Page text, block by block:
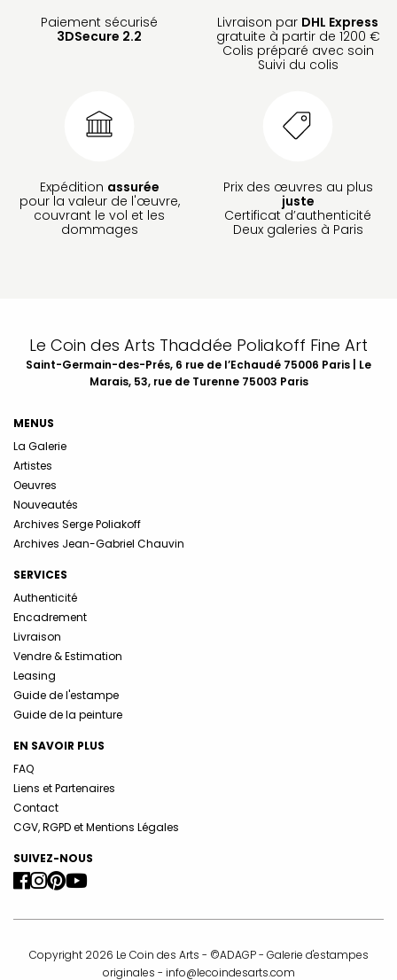
Paiement sécurisé
3DSecure 2.2
Livraison par DHL Express
gratuite à partir de 1200 €
Colis préparé avec soin
Suivi du colis
Expédition assurée
pour la valeur de l'œuvre,
couvrant le vol et les
dommages
Prix des œuvres au plus
juste
Certificat d’authenticité
Deux galeries à Paris
Le Coin des Arts Thaddée Poliakoff Fine Art
Saint-Germain-des-Prés, 6 rue de l’Echaudé 75006 Paris | Le
Marais, 53, rue de Turenne 75003 Paris
MENUS
La Galerie
Artistes
Oeuvres
Nouveautés
Archives Serge Poliakoff
Archives Jean-Gabriel Chauvin
SERVICES
Authenticité
Encadrement
Livraison
Vendre & Estimation
Leasing
Guide de l'estampe
Guide de la peinture
EN SAVOIR PLUS
FAQ
Liens et Partenaires
Contact
CGV, RGPD et Mentions Légales
SUIVEZ-NOUS
Copyright 2026 Le Coin des Arts - ©ADAGP - Galerie d'estampes
originales - info@lecoindesarts.com